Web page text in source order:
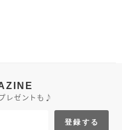
レゼントも♪
登録する